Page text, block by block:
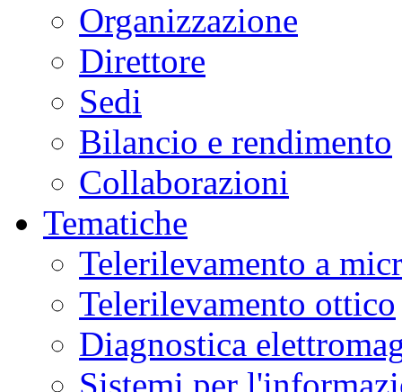
Organizzazione
Direttore
Sedi
Bilancio e rendimento
Collaborazioni
Tematiche
Telerilevamento a
Telerilevamento ottico
Diagnostica